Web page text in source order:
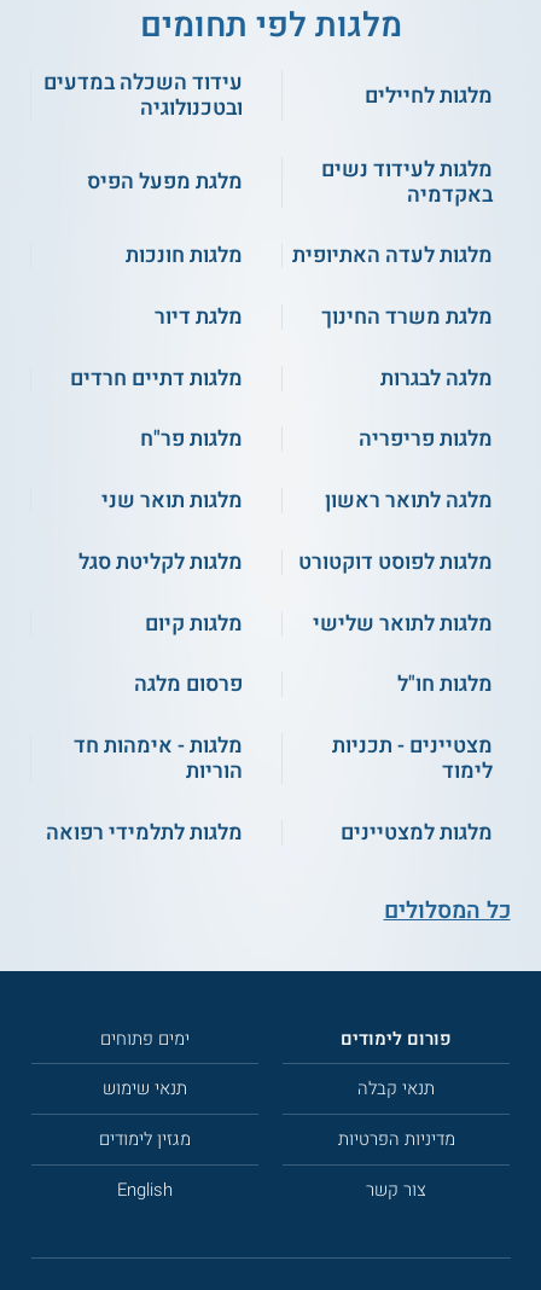
מלגות לפי תחומים
מלגות לחיילים
עידוד השכלה במדעים
ובטכנולוגיה
מלגות לעידוד נשים
באקדמיה
מלגת מפעל הפיס
מלגות לעדה האתיופית
מלגות חונכות
מלגת משרד החינוך
מלגת דיור
מלגה לבגרות
מלגות דתיים חרדים
מלגות פריפריה
מלגות פר"ח
מלגה לתואר ראשון
מלגות תואר שני
מלגות לפוסט דוקטורט
מלגות לקליטת סגל
מלגות לתואר שלישי
מלגות קיום
מלגות חו"ל
פרסום מלגה
מצטיינים - תכניות
לימוד
מלגות - אימהות חד
הוריות
מלגות למצטיינים
מלגות לתלמידי רפואה
כל המסלולים
פורום לימודים
ימים פתוחים
תנאי קבלה
תנאי שימוש
מדיניות הפרטיות
מגזין לימודים
צור קשר
English